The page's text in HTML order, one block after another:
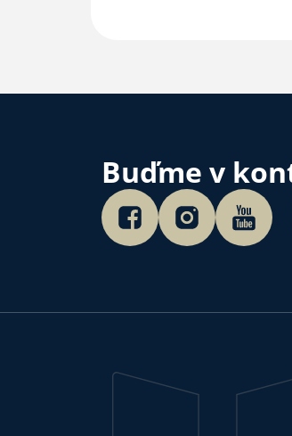
Buďme v